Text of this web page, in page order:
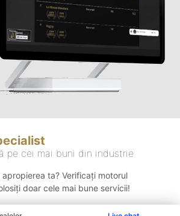
pe cei mai buni din industrie
ta? Verificați motorul
doar cele mai bune servicii!